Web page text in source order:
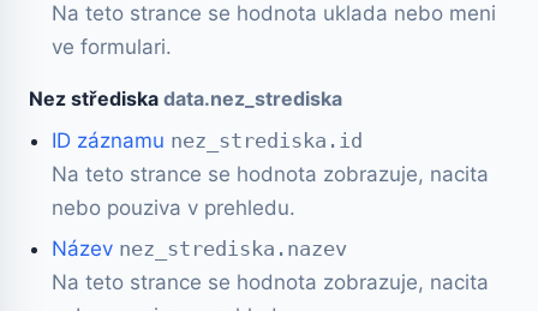
Na teto strance se hodnota uklada nebo meni
ve formulari.
Nez střediska data.nez_strediska
ID záznamu nez_strediska.id
Na teto strance se hodnota zobrazuje, nacita
nebo pouziva v prehledu.
Název nez_strediska.nazev
Na teto strance se hodnota zobrazuje, nacita